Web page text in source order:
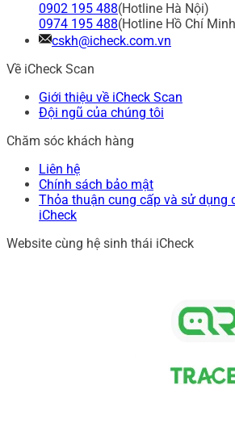
0902 195 488(Hotline Hà Nội)
0974 195 488(Hotline Hồ Chí
cskh@icheck.com.vn
Về iCheck Scan
Giới thiệu về iCheck Scan
Đội ngũ của chúng tôi
Chăm sóc khách hàng
Liên hệ
Chính sách bảo mật
Thỏa thuận cung cấp và sử dụng
iCheck
Website cùng hệ sinh thái iCheck